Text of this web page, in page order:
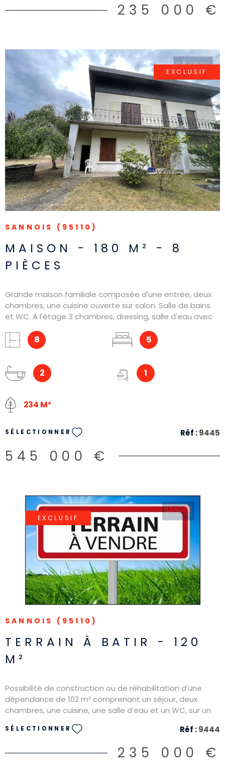
235 000 €
SANNOIS (95110)
MAISON - 180 M² - 8
PIÈCES
Grande maison familiale composée d'une entrée, deux
chambres, une cuisine ouverte sur salon. Salle de bains
et WC. A l'étage 3 chambres, dressing, salle d'eau avec
Fenêtres double vitrege, pompe à chaleur et ballon
thermodyamique. Proche commodités.
8 5
2 1
234 M²
SÉLECTIONNER Réf :9445
545 000 €
EXCLUSIF
VOIR LE BIEN
SANNOIS (95110)
TERRAIN À BATIR - 120
M²
Possibilité de construction ou de réhabilitation d’une
dépendance de 102 m² comprenant un séjour, deux
chambres, une cuisine, une salle d’eau et un WC, sur un
SÉLECTIONNER Réf :9444
235 000 €
EXCLUSIF
VOIR LE BIEN